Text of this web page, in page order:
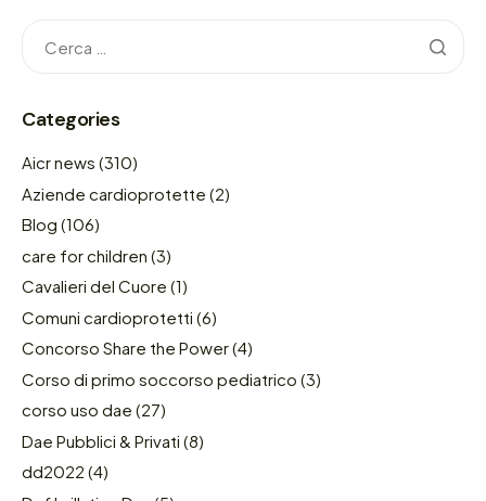
Categories
Aicr news (310)
Aziende cardioprotette (2)
Blog (106)
care for children (3)
Cavalieri del Cuore (1)
Comuni cardioprotetti (6)
Concorso Share the Power(4)
Corso di primo soccorso pediatrico (3)
corso uso dae (27)
Dae Pubblici & Privati (8)
dd2022 (4)